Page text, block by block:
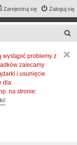
Zaloguj się
Zarejestruj się
wystąpić problemy z
zalecamy
i usunięcie
dla
na stronie:
.